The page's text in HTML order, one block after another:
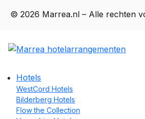
© 2026 Marrea.nl – Alle rechten
Hotels
WestCord Hotels
Bilderberg Hotels
Flow the Collection